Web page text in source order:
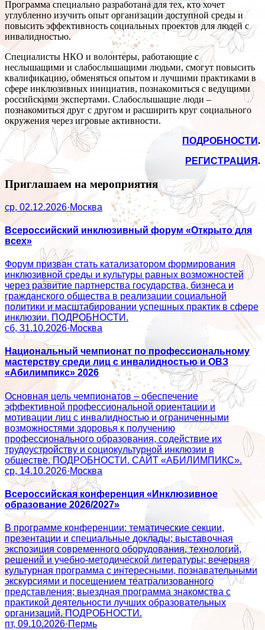
Программа специально разработана для тех, кто хочет
углубленно изучить опыт организации доступной среды и
повысить эффективность социальных проектов для людей с
инвалидностью.
Специалисты НКО и волонтеры, работающие с
неслышащими и слабослышащими людьми, смогут повысить
квалификацию, обменяться опытом и лучшими практиками в
сфере инклюзивных инициатив, познакомиться с ведущими
российскими экспертами. Слабослышащие люди –
познакомиться друг с другом и расширить круг социального
окружения через игровые активности.
ПОДРОБНОСТИ.
РЕГИСТРАЦИЯ.
Приглашаем на мероприятия
ср, 02.12.2026·Москва
Всероссийский инклюзивный форум «Открыто для
всех»
Форум призван стать катализатором формирования
инклюзивной среды и культуры равных возможностей
через развитие партнерства государства, бизнеса и
гражданского общества в реализации социальной
политики и масштабировании успешных практик в сфере
инклюзии. ПОДРОБНОСТИ.
сб, 31.10.2026·Москва
Национальный чемпионат по профессиональному
мастерству среди лиц с инвалидностью и ОВЗ
«Абилимпикс» 2026
Основная цель чемпионатов – обеспечение
эффективной профессиональной ориентации и
мотивации лиц с инвалидностью и ограниченными
возможностями здоровья к получению
профессионального образования, содействие их
трудоустройству и социокультурной инклюзии в
обществе. ПОДРОБНОСТИ. САЙТ «АБИЛИМПИКС».
ср, 14.10.2026·Москва
Всероссийская конференция «Инклюзивное
образование 2026/2027»
В программе конференции: тематические секции,
презентации и специальные доклады; выставочная
экспозиция современного оборудования, технологий,
решений и учебно-методической литературы; вечерняя
культурная программа с интересными, познавательными
экскурсиями и посещением театрализованного
представления; выездная программа знакомства с
практикой деятельности лучших образовательных
организаций. ПОДРОБНОСТИ.
пт, 09.10.2026·Пермь